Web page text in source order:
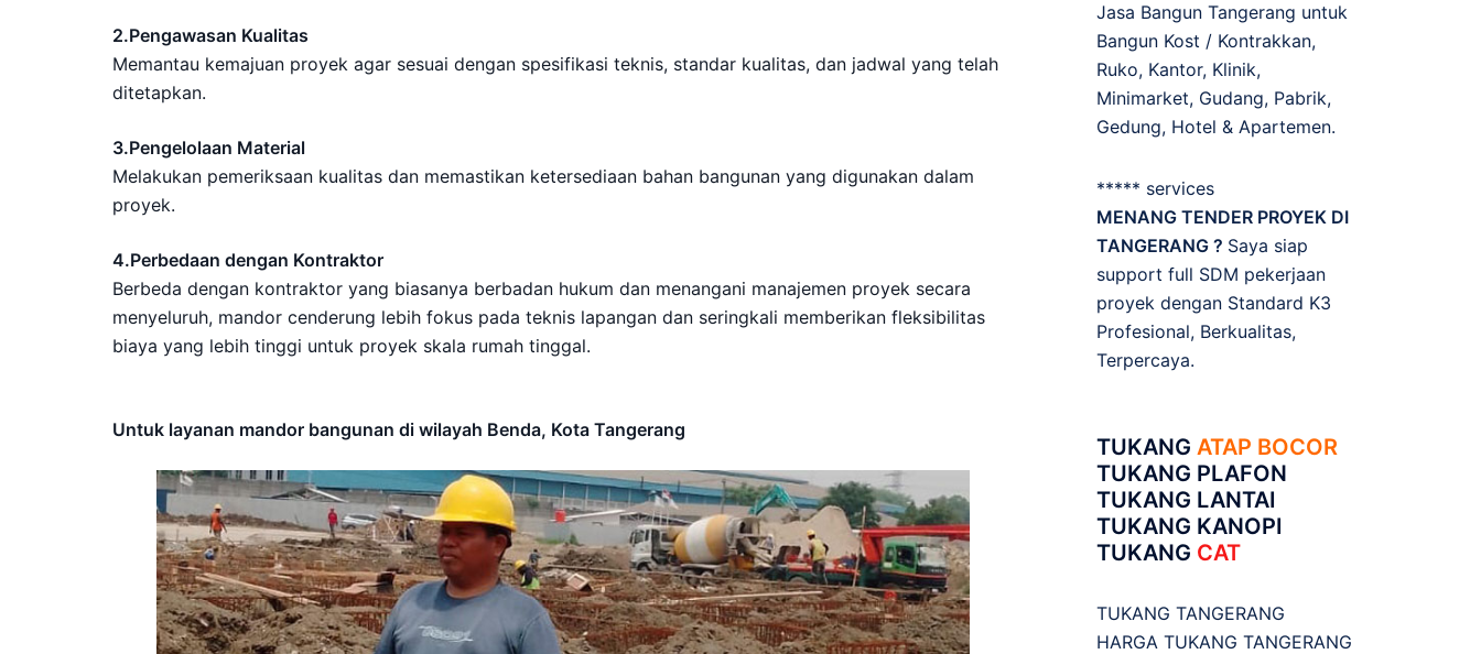
2.Pengawasan Kualitas
Memantau kemajuan proyek agar sesuai dengan spesifikasi teknis, standar kualitas, dan jadwal yang telah
ditetapkan.
3.Pengelolaan Material
Melakukan pemeriksaan kualitas dan memastikan ketersediaan bahan bangunan yang digunakan dalam
proyek.
4.Perbedaan dengan Kontraktor
Berbeda dengan kontraktor yang biasanya berbadan hukum dan menangani manajemen proyek secara
menyeluruh, mandor cenderung lebih fokus pada teknis lapangan dan seringkali memberikan fleksibilitas
biaya yang lebih tinggi untuk proyek skala rumah tinggal.
Untuk layanan mandor bangunan di wilayah Benda, Kota Tangerang
Jasa Bangun Tangerang untuk
Bangun Kost / Kontrakkan,
Ruko, Kantor, Klinik,
Minimarket, Gudang, Pabrik,
Gedung, Hotel & Apartemen.
***** services
MENANG TENDER PROYEK DI
TANGERANG ? Saya siap
support full SDM pekerjaan
proyek dengan Standard K3
Profesional, Berkualitas,
Terpercaya.
TUKANG ATAP BOCOR
TUKANG PLAFON
TUKANG LANTAI
TUKANG KANOPI
TUKANG CAT
TUKANG TANGERANG
HARGA TUKANG TANGERANG